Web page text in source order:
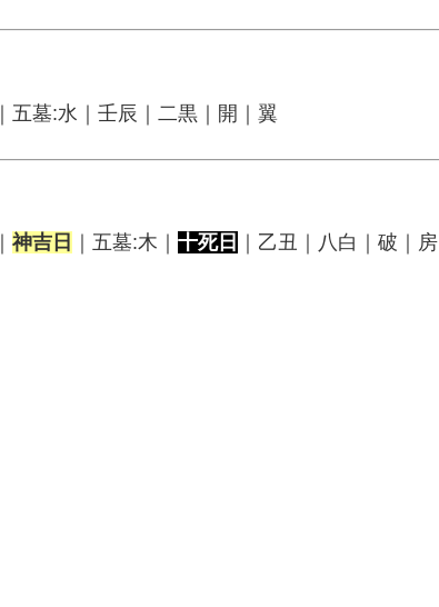
｜五墓:水｜壬辰｜二黒｜開｜翼
｜ 神吉日 ｜五墓:木｜ 十死日 ｜乙丑｜八白｜破｜房